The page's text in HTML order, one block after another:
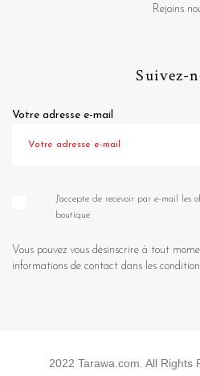
Rejoins
Suivez-
Votre adresse e-mail
J'accepte de recevoir par e-mail les
boutique
Vous pouvez vous désinscrire à tout
informations de contact dans les
2022 Tarawa.com. All Rights